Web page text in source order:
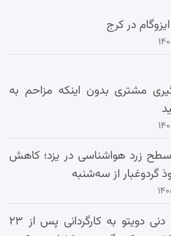
در کرج
مشتری بدون اینکه مزاحم به
زرد هواشناسی در یزد؛ کاهش
گردوغبار از سه‌شنبه
بازگشت دنی دویتو به کارگردانی پس از ۲۳